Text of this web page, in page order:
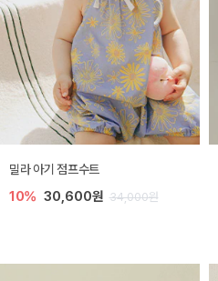
밀라 아기 점프수트
10% 30,600원 34,000원